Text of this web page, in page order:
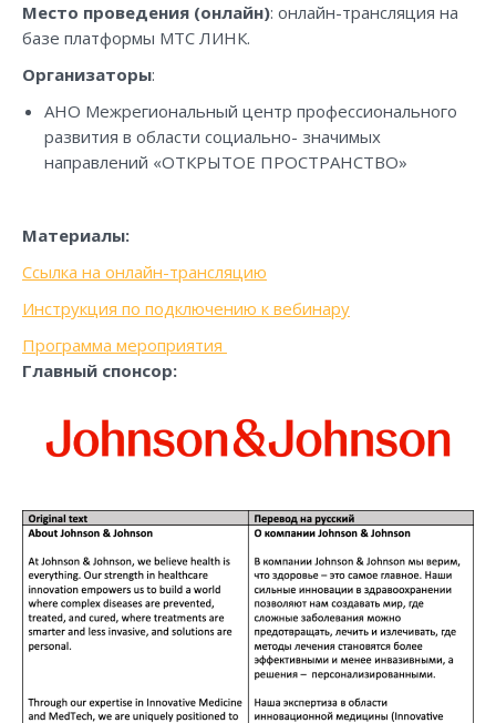
Место проведения (онлайн): онлайн-трансляция на
базе платформы МТС ЛИНК.
Организаторы:
АНО Межрегиональный центр профессионального
развития в области социально- значимых
направлений «ОТКРЫТОЕ ПРОСТРАНСТВО»
Материалы:
Ссылка на онлайн-трансляцию
Инструкция по подключению к вебинару
Программа мероприятия
Главный спонсор: